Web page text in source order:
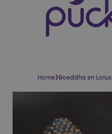
Home›Boeddha en